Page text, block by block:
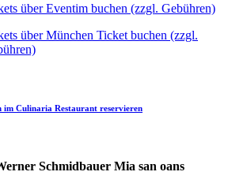
über Eventim buchen (zzgl. Gebühren)
über München Ticket buchen (zzgl.
im Culinaria Restaurant reservieren